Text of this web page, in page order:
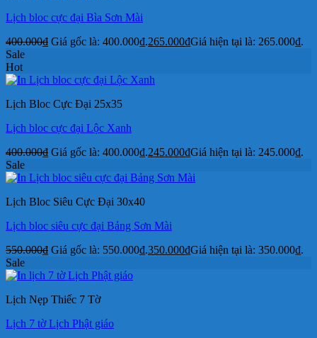
Lịch bloc cực đại Bìa Sơn Mài
400.000₫ Giá gốc là: 400.000₫.265.000₫Giá hiện tại là: 265.000₫.
Sale
Hot
Lịch Bloc Cực Đại 25x35
Lịch bloc cực đại Lộc Xanh
400.000₫ Giá gốc là: 400.000₫.245.000₫Giá hiện tại là: 245.000₫.
Sale
Lịch Bloc Siêu Cực Đại 30x40
Lịch bloc siêu cực đại Bảng Sơn Mài
550.000₫ Giá gốc là: 550.000₫.350.000₫Giá hiện tại là: 350.000₫.
Sale
Lịch Nẹp Thiếc 7 Tờ
Lịch 7 tờ Lịch Phật giáo